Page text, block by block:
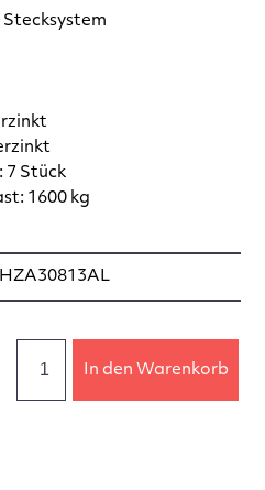
7 Stück
1600 kg
HZA30813AL
In den Warenkorb